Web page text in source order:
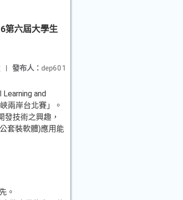
第六屆大學生
發布人： dep601
|
and
兩岸台北賽」。
技術之興趣，
套裝軟體)應用能
。